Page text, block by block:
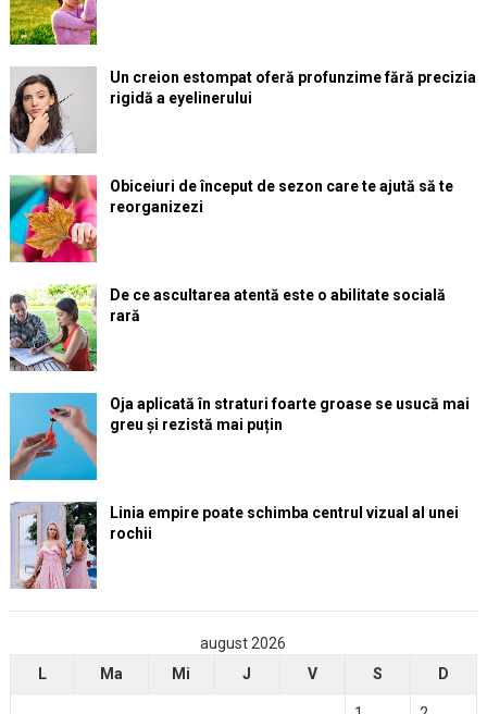
Un creion estompat oferă profunzime fără precizia
rigidă a eyelinerului
Obiceiuri de început de sezon care te ajută să te
reorganizezi
De ce ascultarea atentă este o abilitate socială
rară
Oja aplicată în straturi foarte groase se usucă mai
greu și rezistă mai puțin
Linia empire poate schimba centrul vizual al unei
rochii
august 2026
L
Ma Mi J V S D